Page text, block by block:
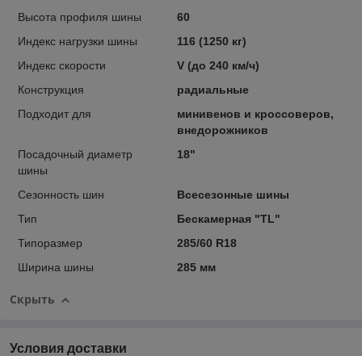
Высота профиля шины
60
Индекс нагрузки шины
116 (1250 кг)
Индекс скорости
V (до 240 км/ч)
Конструкция
радиальные
Подходит для
минивенов и кроссоверов,
внедорожников
Посадочный диаметр
шины
18"
Сезонность шин
Всесезонные шины
Тип
Бескамерная "TL"
Типоразмер
285/60 R18
Ширина шины
285 мм
Скрыть
Условия доставки